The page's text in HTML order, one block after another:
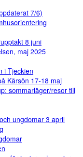
7/6)
8 juni
maj 2025
i Tjeckien
Kärsön 17-18 maj
sommarläger/resor till
ungdomar 3 april